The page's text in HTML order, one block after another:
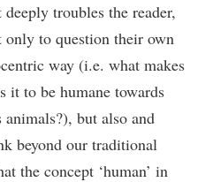
troubles the reader,
to question their own
way (i.e. what makes
it to be humane towards
but also and
beyond our traditional
the concept ‘human’ in